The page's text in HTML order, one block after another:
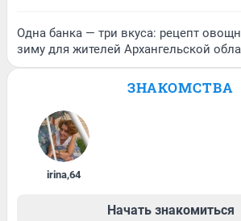
Одна банка — три вкуса: рецепт
зиму для жителей Архангельской
ЗНАКОМСТВА
irina,64
Начать знакомиться